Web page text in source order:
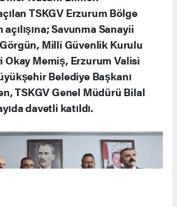
TSKGV Erzurum Bölge
Savunma Sanayii
Milli Güvenlik Kurulu
Okay Memiş, Erzurum Valisi
Belediye Başkanı
TSKGV Genel Müdürü Bilal
davetli katıldı.